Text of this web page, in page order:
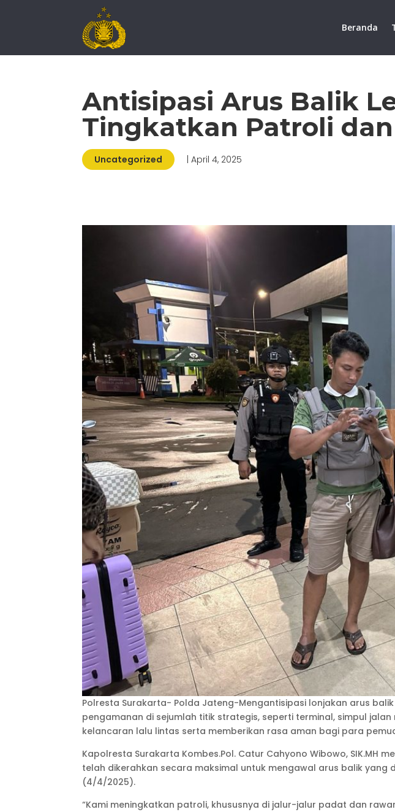
Beranda
Antisipasi Arus Balik
Tingkatkan Patroli
Uncategorized | April 4, 2025
Polresta Surakarta- Polda Jateng-Mengantisipasi lonjakan arus
pengamanan di sejumlah titik strategis, seperti terminal, simpul
kelancaran lalu lintas serta memberikan rasa aman bagi para
Kapolresta Surakarta Kombes.Pol. Catur Cahyono Wibowo, SIK.MH
telah dikerahkan secara maksimal untuk mengawal arus balik yang
(4/4/2025).
“Kami meningkatkan patroli, khususnya di jalur-jalur padat dan